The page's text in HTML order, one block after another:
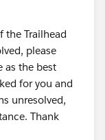
Now
the Trailhead
please
as the best
for you and
unresolved,
Thank